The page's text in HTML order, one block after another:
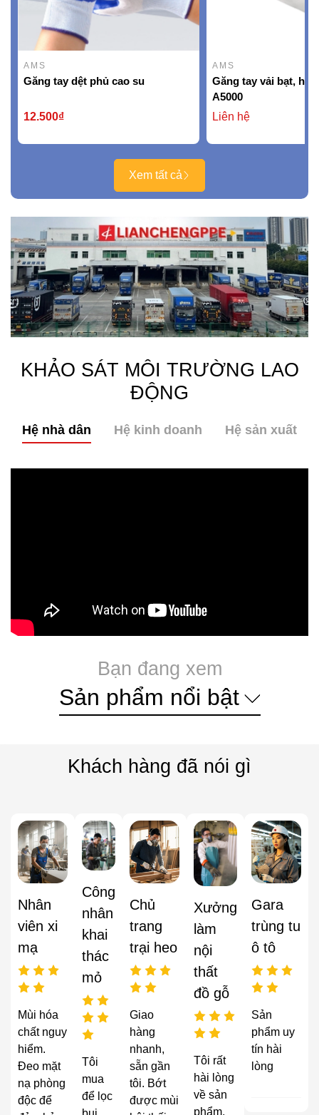
AMS
Găng tay dệt phủ cao su
12.500₫
AMS
Găng tay vải bạt,
A5000
Liên hệ
Xem tất cả
KHẢO SÁT MÔI TRƯỜNG LAO
ĐỘNG
Hệ nhà dân Hệ kinh doanh Hệ sản xuất
Bạn đang xem
Sản phẩm nổi bật
Khách hàng đã nói gì
Nhân
viên xi
mạ
Mùi hóa
chất nguy
hiểm.
Đeo mặt
nạ phòng
độc để
Công
nhân
khai
thác
mỏ
Tôi
mua
để lọc
Chủ
trang
trại heo
Giao
hàng
nhanh,
sẵn gần
tôi. Bớt
được mùi
Xưởng
làm
nội
thất
đồ gỗ
Tôi rất
hài lòng
về sản
phẩm,
Gara
trùng tu
ô tô
Sản
phẩm uy
tín hài
lòng